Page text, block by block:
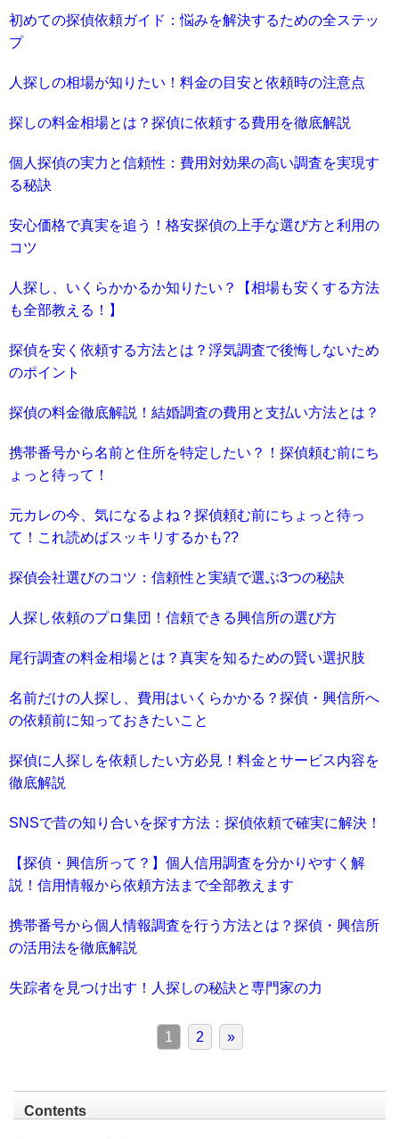
初めての探偵依頼ガイド：悩みを解決するための全ステッ
プ
人探しの相場が知りたい！料金の目安と依頼時の注意点
探しの料金相場とは？探偵に依頼する費用を徹底解説
個人探偵の実力と信頼性：費用対効果の高い調査を実現す
る秘訣
安心価格で真実を追う！格安探偵の上手な選び方と利用の
コツ
人探し、いくらかかるか知りたい？【相場も安くする方法
も全部教える！】
探偵を安く依頼する方法とは？浮気調査で後悔しないため
のポイント
探偵の料金徹底解説！結婚調査の費用と支払い方法とは？
携帯番号から名前と住所を特定したい？！探偵頼む前にち
ょっと待って！
元カレの今、気になるよね？探偵頼む前にちょっと待っ
て！これ読めばスッキリするかも??
探偵会社選びのコツ：信頼性と実績で選ぶ3つの秘訣
人探し依頼のプロ集団！信頼できる興信所の選び方
尾行調査の料金相場とは？真実を知るための賢い選択肢
名前だけの人探し、費用はいくらかかる？探偵・興信所へ
の依頼前に知っておきたいこと
探偵に人探しを依頼したい方必見！料金とサービス内容を
徹底解説
SNSで昔の知り合いを探す方法：探偵依頼で確実に解決！
【探偵・興信所って？】個人信用調査を分かりやすく解
説！信用情報から依頼方法まで全部教えます
携帯番号から個人情報調査を行う方法とは？探偵・興信所
の活用法を徹底解説
失踪者を見つけ出す！人探しの秘訣と専門家の力
1 2 »
Contents